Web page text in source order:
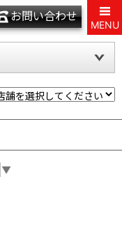
お問い合わせ
MENU
▼